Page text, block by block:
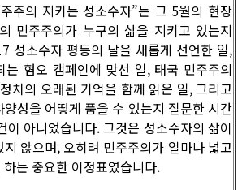
주의 지키는 성소수자”는 그 5월의 현장
민주주의가 누구의 삶을 지키고 있는지
성소수자 평등의 날을 새롭게 선언한 일,
는 혐오 캠페인에 맞선 일, 태국 민주주의
치의 오래된 기억을 함께 읽은 일, 그리고
성을 어떻게 품을 수 있는지 질문한 시간
이 아니었습니다. 그것은 성소수자의 삶이
않으며, 오히려 민주주의가 얼마나 넓고
는 중요한 이정표였습니다.